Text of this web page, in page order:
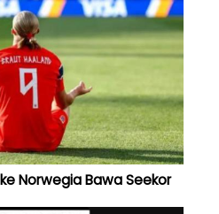
Norwegia Bawa Seekor